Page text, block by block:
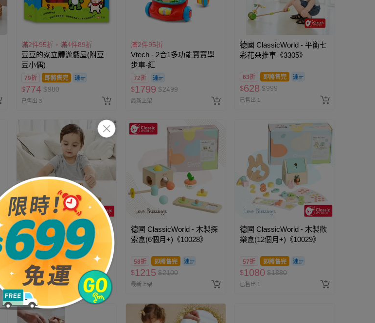
滿2件95折，滿4件89折
豆豆的家立體遊戲屋(附豆
豆小偶)
79折 即將售完
$774 $980
已售出 3
滿2件95折
Vtech - 2合1多功能寶寶學
步車-紅
72折
$1799 $2499
最新上架
德國 ClassicWorld - 平衡七
彩花朵推車《3305》
63折 即將售完
$628 $999
已售出 1
德國 ClassicWorld - 幼兒木
製串珠-動物款《3632》
即將售完
$399 $ 649
已售出 4
德國 ClassicWorld - 木製探
索盒(6個月+)《10028》
58折 即將售完
$1215 $2100
最新上架
德國 ClassicWorld - 木製歡
樂盒(12個月+)《10029》
57折 即將售完
$1080 $1880
已售出 1